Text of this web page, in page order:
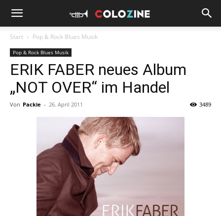
Start Pop & Rock Blues Musik
Pop & Rock Blues Musik
ERIK FABER neues Album
„NOT OVER“ im Handel
Von Packie - 26. April 2011 3489